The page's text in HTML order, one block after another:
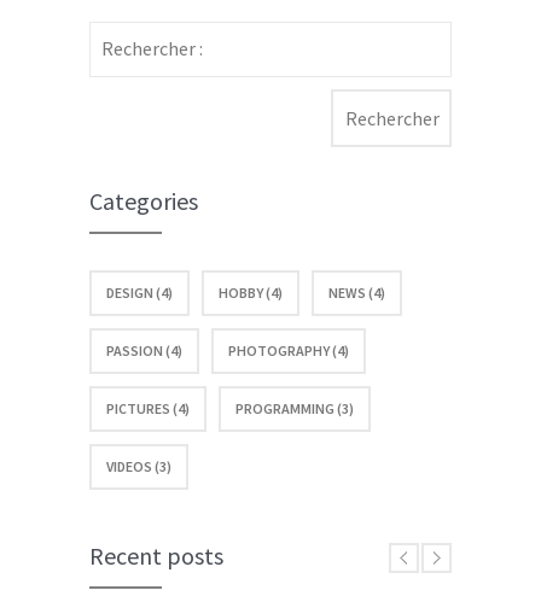
Rechercher :
Categories
DESIGN (4) HOBBY (4) NEWS (4)
PASSION (4) PHOTOGRAPHY (4)
PICTURES (4) PROGRAMMING (3)
VIDEOS (3)
Recent posts